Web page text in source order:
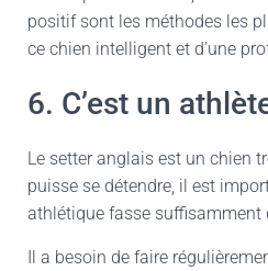
positif sont les méthodes les
ce chien intelligent et d’une
6. C’est un
Le setter anglais est un chien
puisse se détendre, il est
athlétique fasse suffisamment
Il a besoin de faire